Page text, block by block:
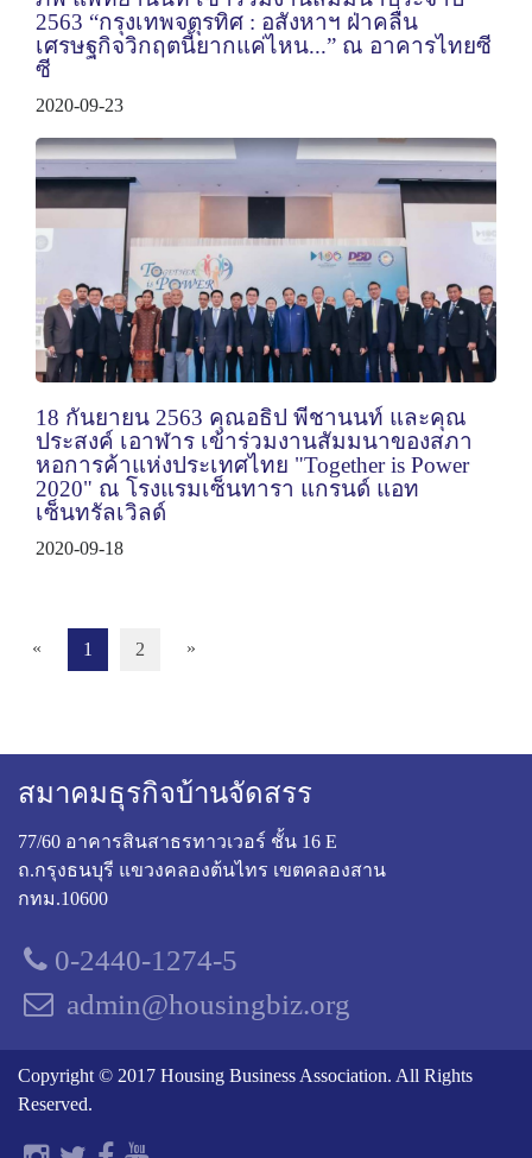
2563 “กรุงเทพจตุรทิศ : อสังหาฯ ฝ่าคลื่น
เศรษฐกิจวิกฤตนี้ยากแค่ไหน...” ณ อาคารไทยซี
ซี
2020-09-23
18 กันยายน 2563 คุณอธิป พีชานนท์ และคุณ
ประสงค์ เอาฬาร เข้าร่วมงานสัมมนาของสภา
หอการค้าแห่งประเทศไทย "Together is Power
2020" ณ โรงแรมเซ็นทารา แกรนด์ แอท
เซ็นทรัลเวิลด์
2020-09-18
« 1 2 »
สมาคมธุรกิจบ้านจัดสรร
77/60 อาคารสินสาธรทาวเวอร์ ชั้น 16 E
ถ.กรุงธนบุรี แขวงคลองต้นไทร เขตคลองสาน
กทม.10600
0-2440-1274-5
admin@housingbiz.org
Copyright © 2017 Housing Business Association. All Rights
Reserved.